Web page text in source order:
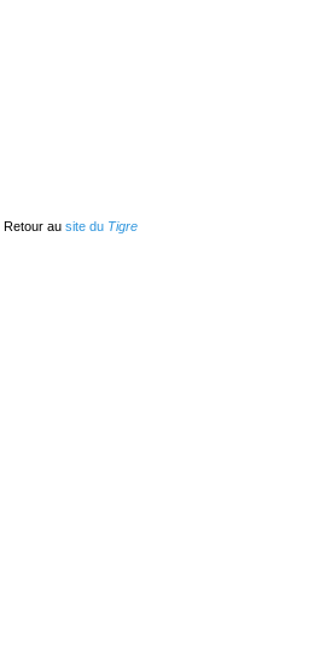
Retour au site du Tigre